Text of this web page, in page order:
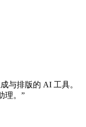
与排版的 AI 工具。
。 ”